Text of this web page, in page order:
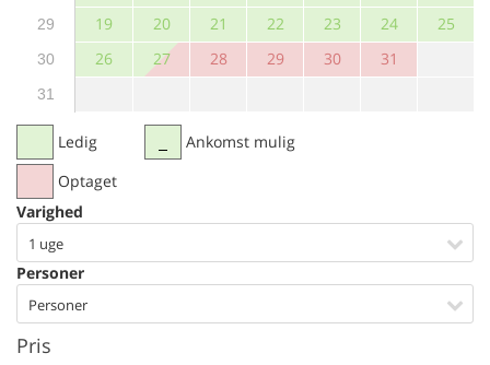
29 19 20 21 22 23 24 25
30 26 27 28 29 30 31
31
Ledig
Optaget
Ankomst mulig
Varighed
1 uge
Personer
Personer
Pris